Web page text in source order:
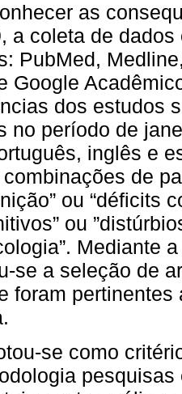
as
a coleta de
PubMed,
Google
dos estudos
no período de
inglês e
de
ou “déficits
ou
Mediante
se a seleção de
foram
se como